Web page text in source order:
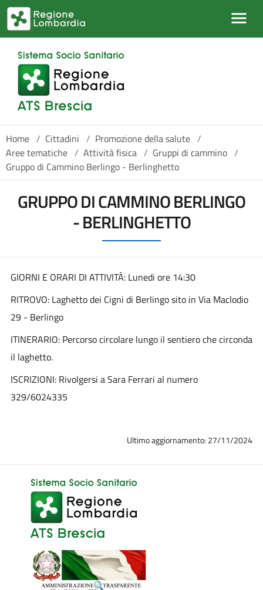
Salta al contenuto principale
Home / Cittadini / Promozione della salute /
Aree tematiche / Attività fisica / Gruppi di cammino /
Gruppo di Cammino Berlingo - Berlinghetto
GRUPPO DI CAMMINO BERLINGO
- BERLINGHETTO
GIORNI E ORARI DI ATTIVITÀ: Lunedi ore 14:30
RITROVO: Laghetto dei Cigni di Berlingo sito in Via Maclodio
29 - Berlingo
ITINERARIO: Percorso circolare lungo il sentiero che circonda
il laghetto.
ISCRIZIONI: Rivolgersi a Sara Ferrari al numero
329/6024335
Ultimo aggiornamento: 27/11/2024